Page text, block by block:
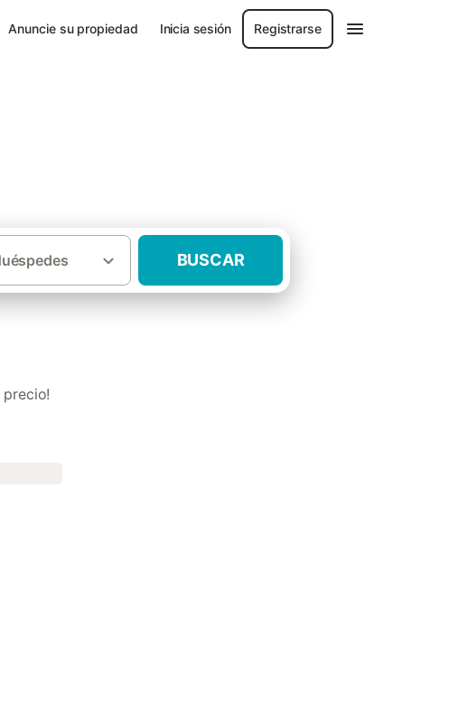
Anuncie su propiedad Inicia sesión Registrarse
BUSCAR
precio!